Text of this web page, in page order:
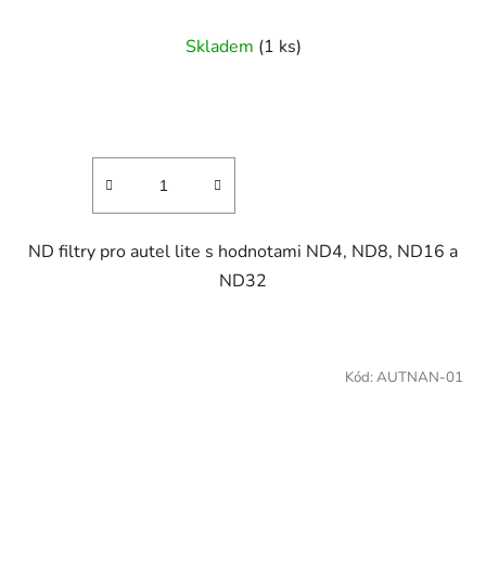
Skladem (1 ks)
ND filtry pro autel lite s hodnotami ND4, ND8, ND16 a
ND32
Kód: AUTNAN-01